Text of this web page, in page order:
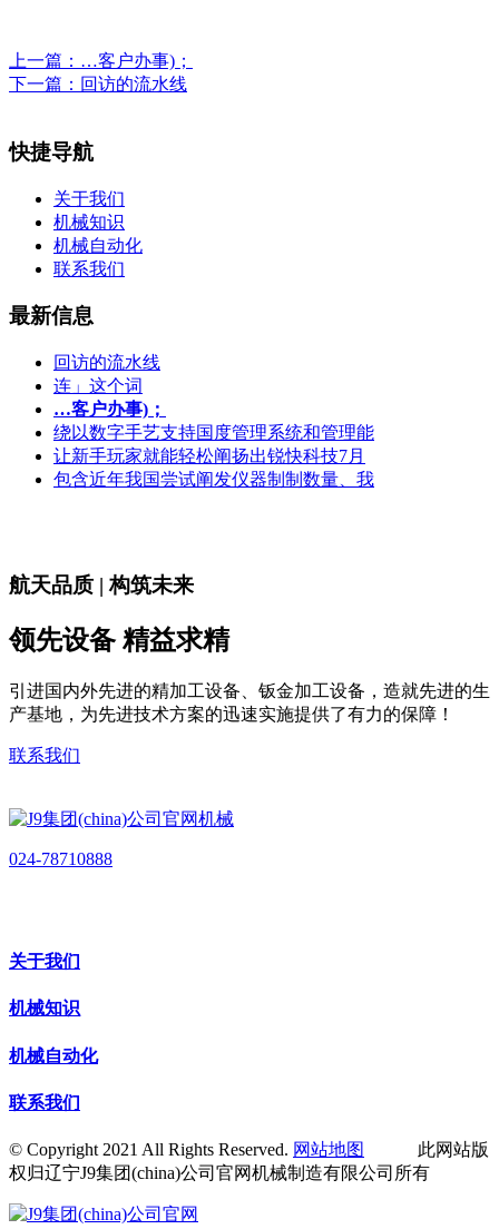
上一篇： …客户办事)；
下一篇： 回访的流水线
快捷导航
关于我们
机械知识
机械自动化
联系我们
最新信息
回访的流水线
连」这个词
…客户办事)；
绕以数字手艺支持国度管理系统和管理能
让新手玩家就能轻松阐扬出锐快科技7月
包含近年我国尝试阐发仪器制制数量、我
航天品质 | 构筑未来
领先设备 精益求精
引进国内外先进的精加工设备、钣金加工设备，造就先进的生
产基地，为先进技术方案的迅速实施提供了有力的保障！
联系我们
024-78710888
关于我们
机械知识
机械自动化
联系我们
© Copyright 2021 All Rights Reserved. 网站地图
此网站版
权归辽宁J9集团(china)公司官网机械制造有限公司所有